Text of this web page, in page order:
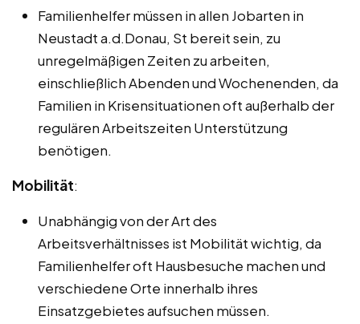
Familienhelfer müssen in allen Jobarten in
Neustadt a.d.Donau, St bereit sein, zu
unregelmäßigen Zeiten zu arbeiten,
einschließlich Abenden und Wochenenden, da
Familien in Krisensituationen oft außerhalb der
regulären Arbeitszeiten Unterstützung
benötigen.
Mobilität:
Unabhängig von der Art des
Arbeitsverhältnisses ist Mobilität wichtig, da
Familienhelfer oft Hausbesuche machen und
verschiedene Orte innerhalb ihres
Einsatzgebietes aufsuchen müssen.